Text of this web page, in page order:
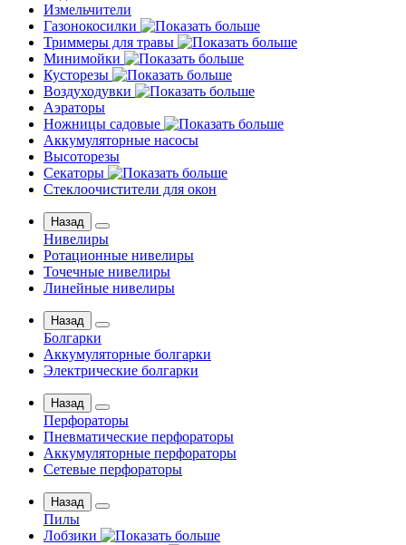
Измельчители
Газонокосилки
Триммеры для травы
Минимойки
Кусторезы
Воздуходувки
Аэраторы
Ножницы садовые
Аккумуляторные насосы
Высоторезы
Секаторы
Стеклоочистители для окон
Назад
Нивелиры
Ротационные нивелиры
Точечные нивелиры
Линейные нивелиры
Назад
Болгарки
Аккумуляторные болгарки
Электрические болгарки
Назад
Перфораторы
Пневматические перфораторы
Аккумуляторные перфораторы
Сетевые перфораторы
Назад
Пилы
Лобзики